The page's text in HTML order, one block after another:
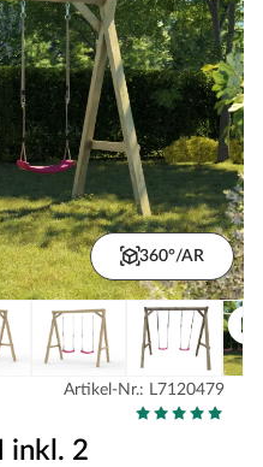
360°/AR
Artikel-Nr.: L7120479
inkl. 2